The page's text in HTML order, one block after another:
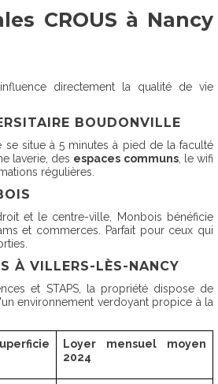
CROUS à Nancy
directement la qualité de vie
BOUDONVILLE
se situe à 5 minutes à pied de la faculté
laverie, des espaces communs, le wifi
régulières.
et le centre-ville, Monbois bénéficie
et commerces. Parfait pour ceux qui
À VILLERS-LÈS-NANCY
et STAPS, la propriété dispose de
environnement verdoyant propice à la
Loyer mensuel moyen
2024